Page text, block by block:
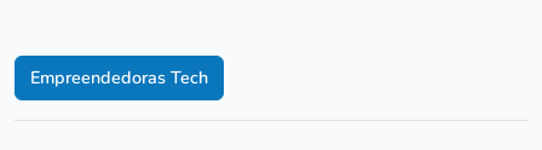
Empreendedoras Tech